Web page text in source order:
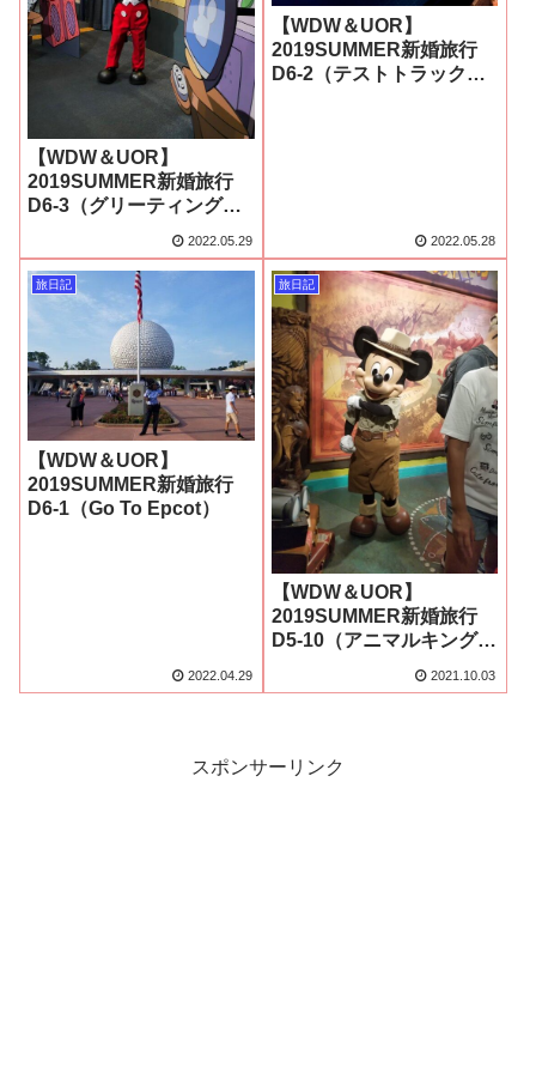
【WDW＆UOR】
2019SUMMER新婚旅行
D6-3（グリーティング＆
2022.05.29
【WDW＆UOR】
2019SUMMER新婚旅行
D6-2（テストトラック
2022.05.28
旅日記
【WDW＆UOR】
2019SUMMER新婚旅行
D6-1（Go To Epcot）
2022.04.29
旅日記
【WDW＆UOR】
2019SUMMER新婚旅行
D5-10（アニマルキングダ
2021.10.03
スポンサーリンク